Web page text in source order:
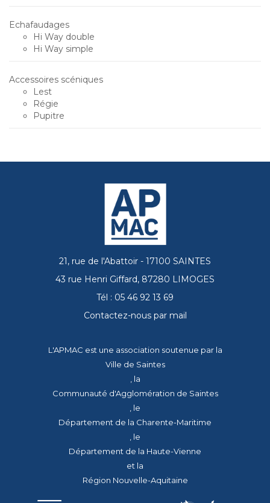
Echafaudages
Hi Way double
Hi Way simple
Accessoires scéniques
Lest
Régie
Pupitre
21, rue de l'Abattoir - 17100 SAINTES
43 rue Henri Giffard, 87280 LIMOGES
Tél : 05 46 92 13 69
Contactez-nous par mail
L'APMAC est une association soutenue par la
Ville de Saintes
, la
Communauté d'Agglomération de Saintes
, le
Département de la Charente-Maritime
, le
Département de la Haute-Vienne
et la
Région Nouvelle-Aquitaine